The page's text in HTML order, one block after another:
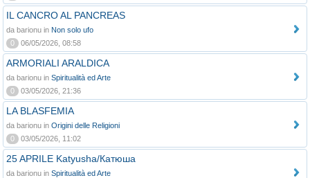
IL CANCRO AL PANCREAS
da barionu in Non solo ufo
0
06/05/2026, 08:58
ARMORIALI ARALDICA
da barionu in Spiritualità ed Arte
0
03/05/2026, 21:36
LA BLASFEMIA
da barionu in Origini delle Religioni
0
03/05/2026, 11:02
25 APRILE Katyusha/Катюша
da barionu in Spiritualità ed Arte